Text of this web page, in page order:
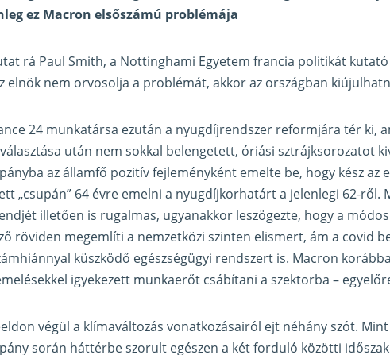
ez Macron elsőszámú problémája
rá Paul Smith, a Nottinghami Egyetem francia politikát
elnök nem orvosolja a problémát, akkor az országban
24 munkatársa ezután a nyugdíjrendszer reformjára tér ki,
után nem sokkal belengetett, óriási sztrájksorozatot
az államfő pozitív fejleményként emelte be, hogy kész az
„csupán” 64 évre emelni a nyugdíjkorhatárt a jelenlegi 62-ről.
illetően is rugalmas, ugyanakkor leszögezte, hogy a
röviden megemlíti a nemzetközi szinten elismert, ám a covid
küszködő egészségügyi rendszert is. Macron
igyekezett munkaerőt csábítani a szektorba –
végül a klímaváltozás vonatkozásairól ejt néhány szót.
során háttérbe szorult egészen a két forduló közötti